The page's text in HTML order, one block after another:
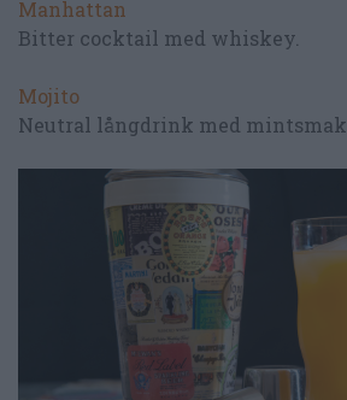
Manhattan
Bitter cocktail med whiskey.
Mojito
Neutral långdrink med mintsmak.